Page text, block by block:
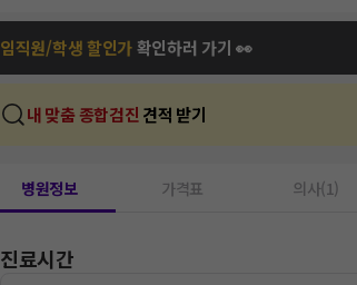
임직원/학생 할인가확인하러 가기 👀
내 맞춤 종합검진 견적 받기
병원정보 가격표 의사(1)
진료시간